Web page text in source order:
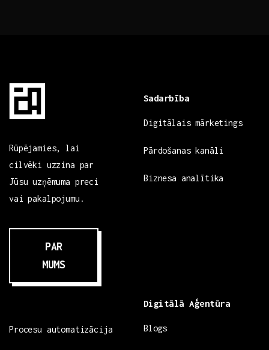
Rūpējamies, lai
cilvēki uzzina par
Jūsu uzņēmuma preci
vai pakalpojumu.
PAR
MUMS
Sadarbība
Digitālais mārketings
Pārdošanas kanāli
Biznesa analītika
Procesu automatizācija
Digitālā Aģentūra
Blogs